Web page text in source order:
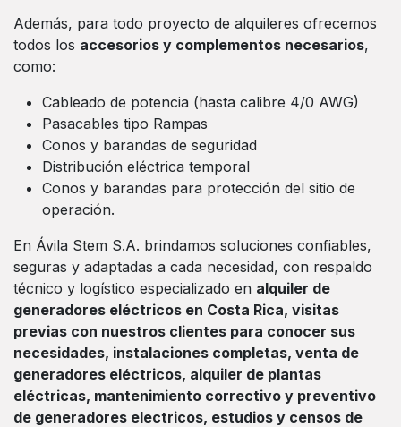
Además, para todo proyecto de alquileres ofrecemos
todos los accesorios y complementos necesarios,
como:
Cableado de potencia (hasta calibre 4/0 AWG)
Pasacables tipo Rampas
Conos y barandas de seguridad
Distribución eléctrica temporal
Conos y barandas para protección del sitio de
operación.
En Ávila Stem S.A. brindamos soluciones confiables,
seguras y adaptadas a cada necesidad, con respaldo
técnico y logístico especializado en alquiler de
generadores eléctricos en Costa Rica, visitas
previas con nuestros clientes para conocer sus
necesidades, instalaciones completas, venta de
generadores eléctricos, alquiler de plantas
eléctricas, mantenimiento correctivo y preventivo
de generadores electricos, estudios y censos de